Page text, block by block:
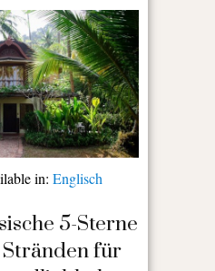
in: Englisch
5-Sterne
für